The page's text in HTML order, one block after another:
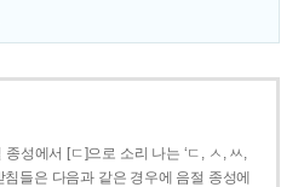
종성에서 [ㄷ]으로 소리 나는 ‘ㄷ, ㅅ, ㅆ,
침들은 다음과 같은 경우에 음절 종성에